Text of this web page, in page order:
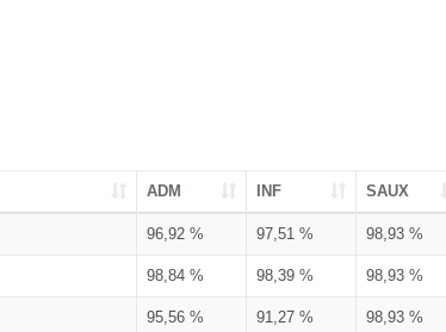
ADM INF SAUX
96,92 % 97,51 % 98,93 %
98,84 % 98,39 % 98,93 %
95,56 % 91,27 % 98,93 %